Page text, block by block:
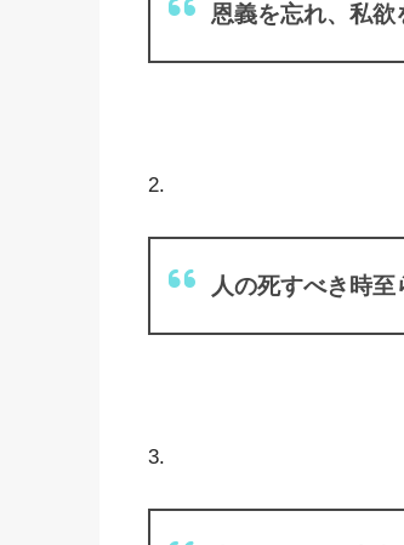
恩義を忘れ、私
2.
人の死すべき時
3.